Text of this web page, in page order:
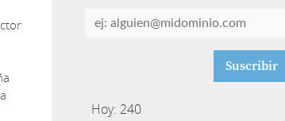
Dirección
Hoy: 240